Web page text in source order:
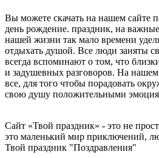
Вы можете скачать на нашем сайте
день рождение. праздник, на
нашей жизни так мало времени
отдыхать душой. Все люди заняты
всегда вспоминают о том, что
и задушевных разговоров. На
все, для того чтобы порадовать
свою душу положительными
Сайт «Твой праздник» - это не
это маленький мир приключений,
Твой праздник "Поздравления"